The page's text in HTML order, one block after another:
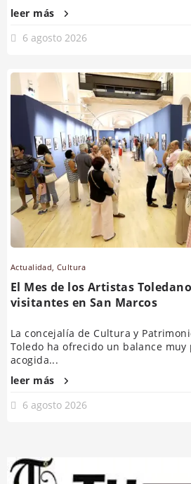
leer más
6 agosto 2026
Actualidad ,Cultura
El Mes de los Artistas
visitantes en San Marcos
La concejalía de Cultura y
Toledo ha ofrecido un balance muy
acogida...
leer más
6 agosto 2026